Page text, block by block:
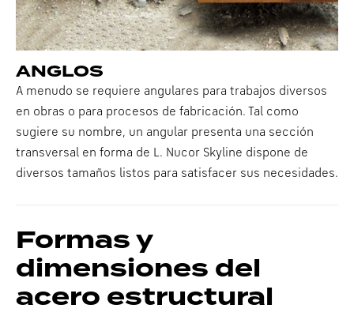
ANGLOS
A menudo se requiere angulares para trabajos diversos
en obras o para procesos de fabricación. Tal como
sugiere su nombre, un angular presenta una sección
transversal en forma de L. Nucor Skyline dispone de
diversos tamaños listos para satisfacer sus necesidades.
Formas y
dimensiones del
acero estructural